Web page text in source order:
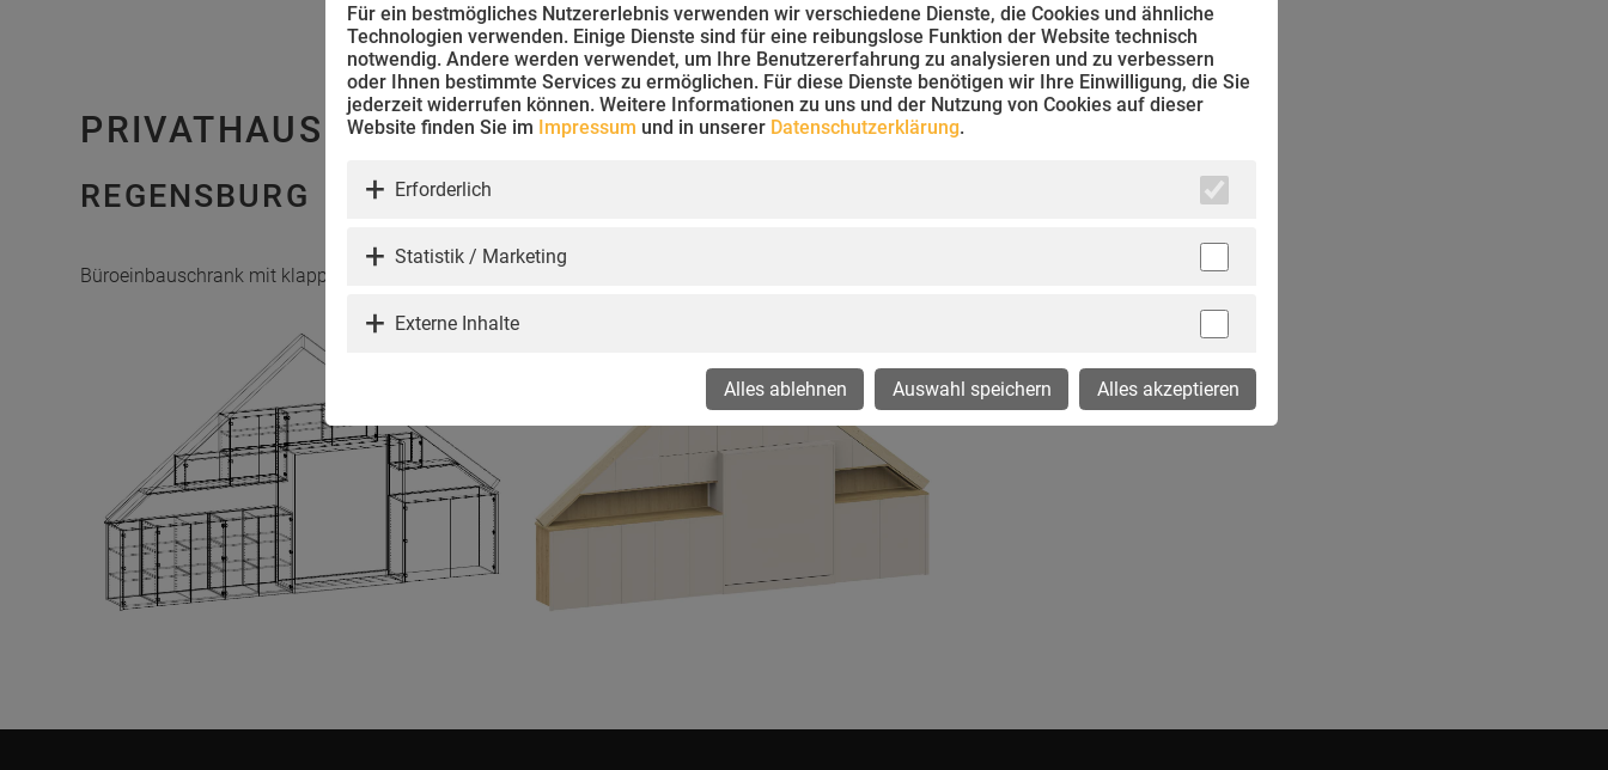
PRIVATHAUS
REGENSBURG
Büroeinbauschrank mit klappbarer Schlafgelegenheit unter Dachschräge
Für ein bestmögliches Nutzererlebnis verwenden wir verschiedene Dienste, die Cookies und ähnliche
Technologien verwenden. Einige Dienste sind für eine reibungslose Funktion der Website technisch
notwendig. Andere werden verwendet, um Ihre Benutzererfahrung zu analysieren und zu verbessern
oder Ihnen bestimmte Services zu ermöglichen. Für diese Dienste benötigen wir Ihre Einwilligung, die Sie
jederzeit widerrufen können. Weitere Informationen zu uns und der Nutzung von Cookies auf dieser
Website finden Sie im Impressum und in unserer Datenschutzerklärung.
Erforderlich
Statistik / Marketing
Externe Inhalte
Alles ablehnen Auswahl speichern Alles akzeptieren